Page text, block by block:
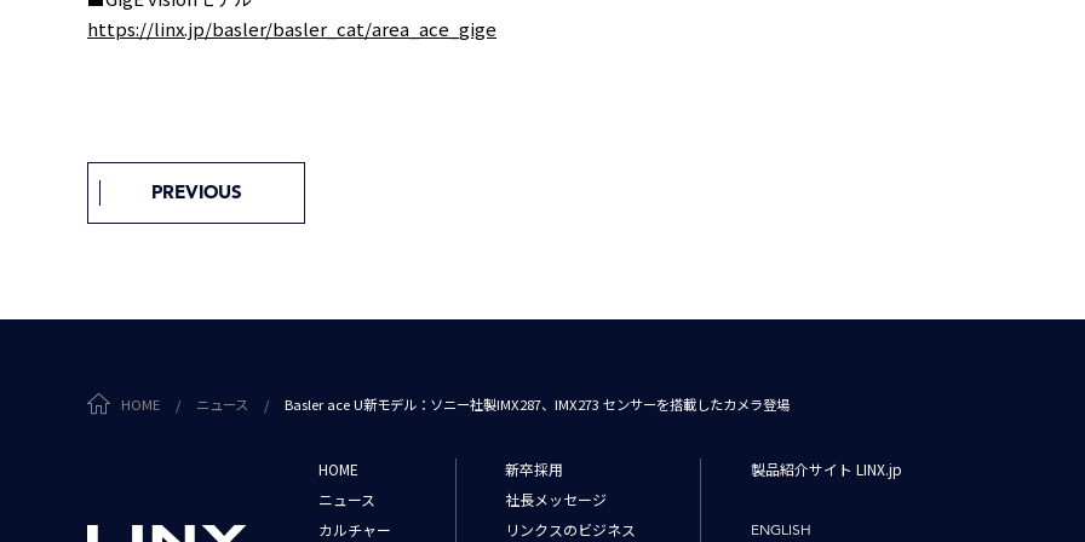
https://linx.jp/basler/basler_cat/area_ace_gige
PREVIOUS
HOME / ニュース / Basler ace U新モデル：ソニー社製IMX287、IMX273 センサーを搭載したカメラ登場
HOME
ニュース
カルチャー
新卒採用
社長メッセージ
リンクスのビジネス
製品紹介サイト LINX.jp
ENGLISH